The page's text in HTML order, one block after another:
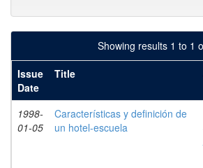
Showing results 1 to 1
Issue
Date
Title
1998-
01-05
Características y definición de
un hotel-escuela